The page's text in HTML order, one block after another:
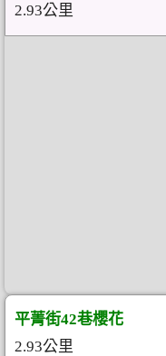
2.93公里
平菁街42巷櫻花
2.93公里